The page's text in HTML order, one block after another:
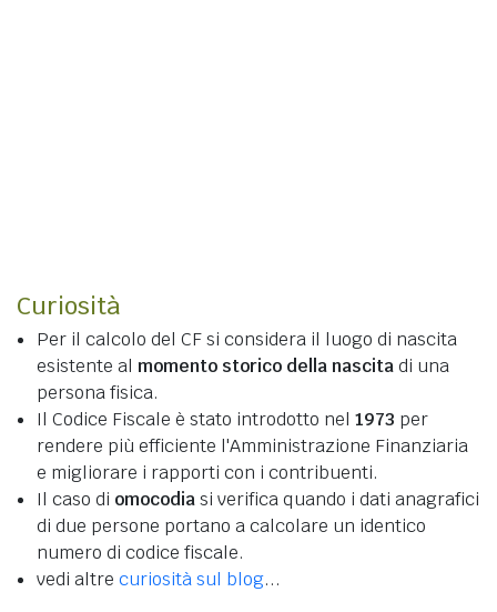
Curiosità
Per il calcolo del CF si considera il luogo di nascita
esistente al momento storico della nascitadi una
persona fisica.
Il Codice Fiscale è stato introdotto nel 1973 per
rendere più efficiente l'Amministrazione Finanziaria
e migliorare i rapporti con i contribuenti.
Il caso di omocodiasi verifica quando i dati anagrafici
di due persone portano a calcolare un identico
numero di codice fiscale.
vedi altre curiosità sul blog...